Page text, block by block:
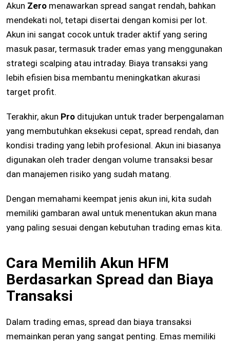
Akun Zero menawarkan spread sangat rendah, bahkan
mendekati nol, tetapi disertai dengan komisi per lot.
Akun ini sangat cocok untuk trader aktif yang sering
masuk pasar, termasuk trader emas yang menggunakan
strategi scalping atau intraday. Biaya transaksi yang
lebih efisien bisa membantu meningkatkan akurasi
target profit.
Terakhir, akun Pro ditujukan untuk trader berpengalaman
yang membutuhkan eksekusi cepat, spread rendah, dan
kondisi trading yang lebih profesional. Akun ini biasanya
digunakan oleh trader dengan volume transaksi besar
dan manajemen risiko yang sudah matang.
Dengan memahami keempat jenis akun ini, kita sudah
memiliki gambaran awal untuk menentukan akun mana
yang paling sesuai dengan kebutuhan trading emas kita.
Cara Memilih Akun HFM
Berdasarkan Spread dan Biaya
Transaksi
Dalam trading emas, spread dan biaya transaksi
memainkan peran yang sangat penting. Emas memiliki